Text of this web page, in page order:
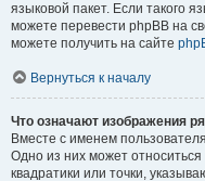
языковой пакет. Если такого
можете перевести phpBB на
можете получить на сайте
Вернуться к началу
Что означают изображения
Вместе с именем
Одно из них может
квадратики или точки,